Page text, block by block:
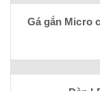
Gá gắn Micro